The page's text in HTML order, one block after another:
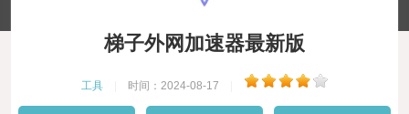
梯子外网加速器最新版
工具 时间：2024-08-17